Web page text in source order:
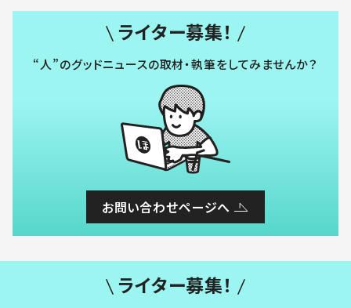
ライター募集！
“人”のグッドニュースの取材・執筆をしてみませんか？
お問い合わせページへ
ライター募集！